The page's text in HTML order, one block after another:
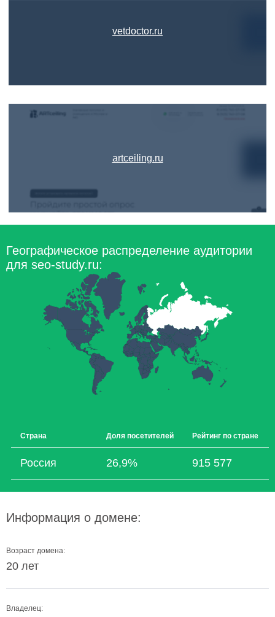
vetdoctor.ru
artceiling.ru
Географическое распределение аудитории
для seo-study.ru:
Страна Доля посетителей Рейтинг по стране
Россия 26,9% 915 577
Информация о домене:
Возраст домена:
20 лет
Владелец: